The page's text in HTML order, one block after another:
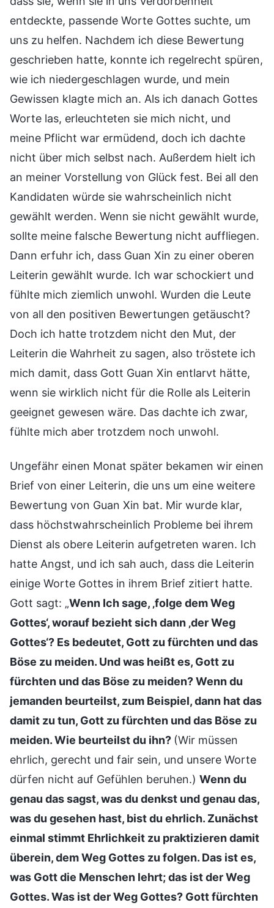
entdeckte, passende Worte Gottes suchte, um
uns zu helfen. Nachdem ich diese Bewertung
geschrieben hatte, konnte ich regelrecht spüren,
wie ich niedergeschlagen wurde, und mein
Gewissen klagte mich an. Als ich danach Gottes
Worte las, erleuchteten sie mich nicht, und
meine Pflicht war ermüdend, doch ich dachte
nicht über mich selbst nach. Außerdem hielt ich
an meiner Vorstellung von Glück fest. Bei all den
Kandidaten würde sie wahrscheinlich nicht
gewählt werden. Wenn sie nicht gewählt wurde,
sollte meine falsche Bewertung nicht auffliegen.
Dann erfuhr ich, dass Guan Xin zu einer oberen
Leiterin gewählt wurde. Ich war schockiert und
fühlte mich ziemlich unwohl. Wurden die Leute
von all den positiven Bewertungen getäuscht?
Doch ich hatte trotzdem nicht den Mut, der
Leiterin die Wahrheit zu sagen, also tröstete ich
mich damit, dass Gott Guan Xin entlarvt hätte,
wenn sie wirklich nicht für die Rolle als Leiterin
geeignet gewesen wäre. Das dachte ich zwar,
fühlte mich aber trotzdem noch unwohl.
Ungefähr einen Monat später bekamen wir einen
Brief von einer Leiterin, die uns um eine weitere
Bewertung von Guan Xin bat. Mir wurde klar,
dass höchstwahrscheinlich Probleme bei ihrem
Dienst als obere Leiterin aufgetreten waren. Ich
hatte Angst, und ich sah auch, dass die Leiterin
einige Worte Gottes in ihrem Brief zitiert hatte.
Gott sagt: „Wenn Ich sage, ‚folge dem Weg
Gottes‘, worauf bezieht sich dann ‚der Weg
Gottes‘? Es bedeutet, Gott zu fürchten und das
Böse zu meiden. Und was heißt es, Gott zu
fürchten und das Böse zu meiden? Wenn du
jemanden beurteilst, zum Beispiel, dann hat das
damit zu tun, Gott zu fürchten und das Böse zu
meiden. Wie beurteilst du ihn? (Wir müssen
ehrlich, gerecht und fair sein, und unsere Worte
dürfen nicht auf Gefühlen beruhen.) Wenn du
genau das sagst, was du denkst und genau das,
was du gesehen hast, bist du ehrlich. Zunächst
einmal stimmt Ehrlichkeit zu praktizieren damit
überein, dem Weg Gottes zu folgen. Das ist es,
was Gott die Menschen lehrt; das ist der Weg
Gottes. Was ist der Weg Gottes? Gott fürchten